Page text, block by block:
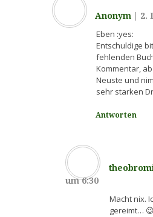
Anonym 2.
Eben :yes:
Entschuldige
fehlenden
Kommentar,
Neuste und
sehr starken
Antworten
um 6:30
Macht nix.
gereimt… 😉